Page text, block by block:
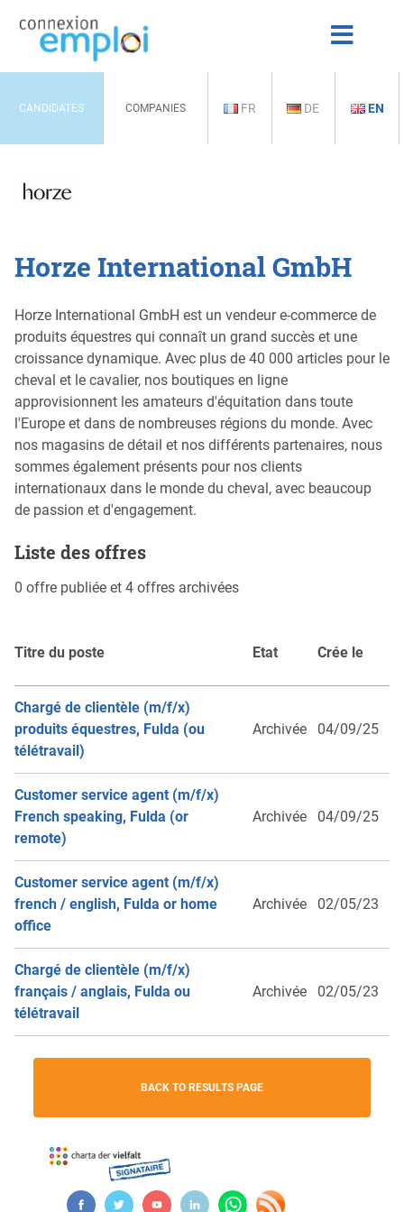
CANDIDATES COMPANIES FR DE EN
Horze International GmbH
Horze International GmbH est un vendeur e-commerce de
produits équestres qui connaît un grand succès et une
croissance dynamique. Avec plus de 40 000 articles pour le
cheval et le cavalier, nos boutiques en ligne
approvisionnent les amateurs d'équitation dans toute
l'Europe et dans de nombreuses régions du monde. Avec
nos magasins de détail et nos différents partenaires, nous
sommes également présents pour nos clients
internationaux dans le monde du cheval, avec beaucoup
de passion et d'engagement.
Liste des offres
0 offre publiée et 4 offres archivées
Titre du poste Etat Crée le
Chargé de clientèle (m/f/x)
produits équestres, Fulda (ou
télétravail)
Archivée 04/09/25
Customer service agent (m/f/x)
French speaking, Fulda (or
remote)
Archivée 04/09/25
Customer service agent (m/f/x)
french / english, Fulda or home
office
Archivée 02/05/23
Chargé de clientèle (m/f/x)
français / anglais, Fulda ou
télétravail
Archivée 02/05/23
BACK TO RESULTS PAGE